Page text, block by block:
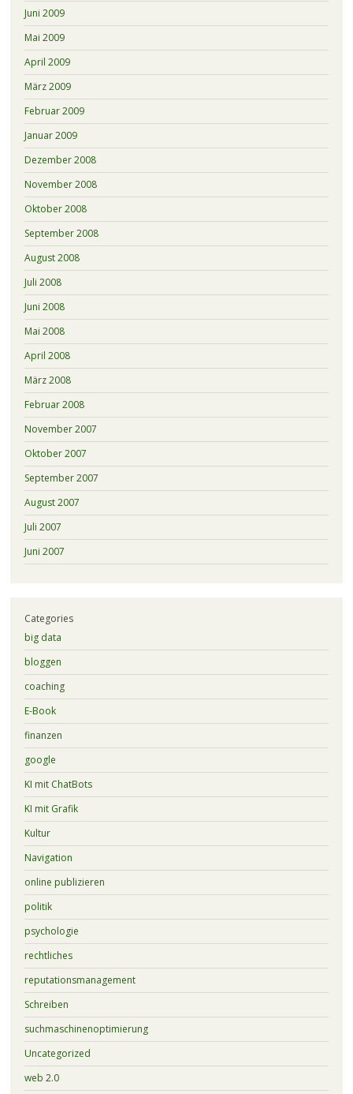
Juni 2009
Mai 2009
April 2009
März 2009
Februar 2009
Januar 2009
Dezember 2008
November 2008
Oktober 2008
September 2008
August 2008
Juli 2008
Juni 2008
Mai 2008
April 2008
März 2008
Februar 2008
November 2007
Oktober 2007
September 2007
August 2007
Juli 2007
Juni 2007
Categories
big data
bloggen
coaching
E-Book
finanzen
google
KI mit ChatBots
KI mit Grafik
Kultur
Navigation
online publizieren
politik
psychologie
rechtliches
reputationsmanagement
Schreiben
suchmaschinenoptimierung
Uncategorized
web 2.0